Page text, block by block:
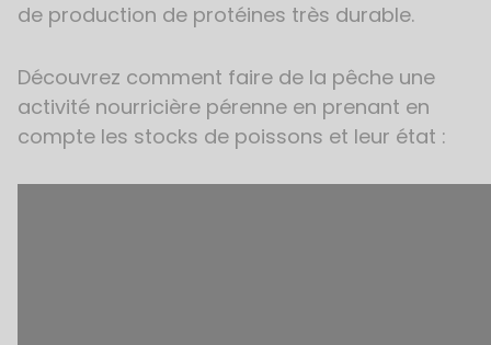
de production de protéines très durable.
Découvrez comment faire de la pêche une
activité nourricière pérenne en prenant en
compte les stocks de poissons et leur état :